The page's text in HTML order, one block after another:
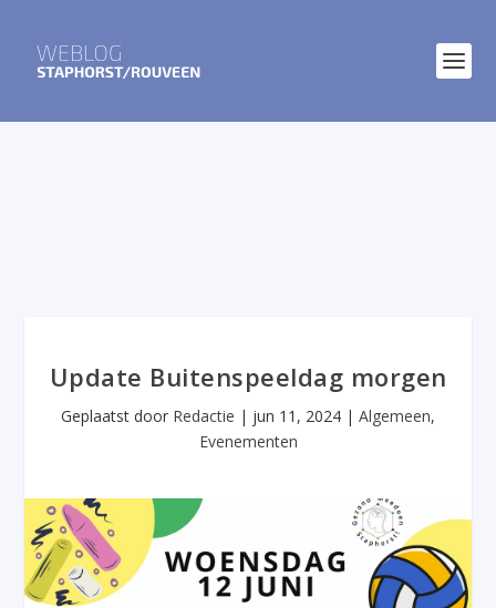
Update Buitenspeeldag morgen
Geplaatst door Redactie | jun 11, 2024 | Algemeen,
Evenementen